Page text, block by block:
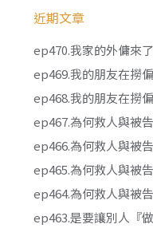
近期文章
ep470.我家的外傭來
ep469.我的朋友在撈
ep468.我的朋友在撈
ep467.為何救人與被
ep466.為何救人與被
ep465.為何救人與被
ep464.為何救人與被
ep463.是要讓別人『